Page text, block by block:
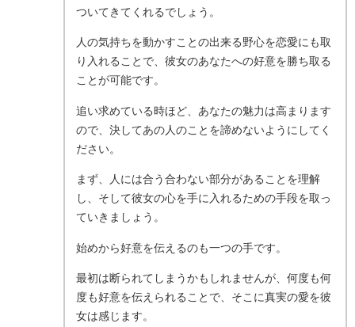
ついてきてくれるでしょう。
人の気持ちを動かすことの出来る野心を恋愛にも取
り入れることで、彼女のあなたへの好意を勝ち取る
ことが可能です。
追い求めている時ほど、あなたの魅力は高まります
ので、決してあの人のことを諦めないようにしてく
ださい。
まず、人には合う合わない部分があることを理解
し、そして彼女の心を手に入れるための手段を取っ
ていきましょう。
始めから好意を伝えるのも一つの手です。
最初は断られてしまうかもしれませんが、何度も何
度も好意を伝えられることで、そこに真実の愛を彼
女は感じます。